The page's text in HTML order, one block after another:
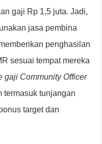
gaji Rp 1,5 juta. Jadi,
jasa pembina
penghasilan
sesuai tempat mereka
gaji Community Officer
termasuk tunjangan
target dan